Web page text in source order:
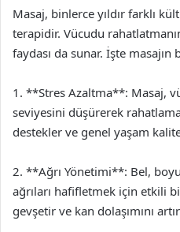
Masaj, binlerce yıldır farklı
terapidir. Vücudu
faydası da sunar. İşte masajın
1. **Stres Azaltma**: Masaj,
seviyesini düşürerek
destekler ve genel yaşam
2. **Ağrı Yönetimi**: Bel,
ağrıları hafifletmek için etkili
gevşetir ve kan dolaşımını